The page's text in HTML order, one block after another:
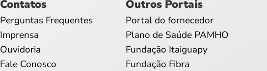
Contatos
Perguntas Frequentes
Imprensa
Ouvidoria
Fale Conosco
Outros Portais
Portal do fornecedor
Plano de Saúde PAMHO
Fundação Itaiguapy
Fundação Fibra